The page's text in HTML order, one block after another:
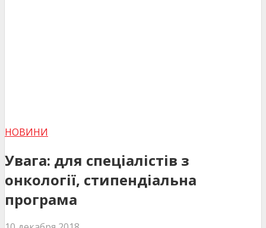
НОВИНИ
Увага: для спеціалістів з
онкології, стипендіальна
програма